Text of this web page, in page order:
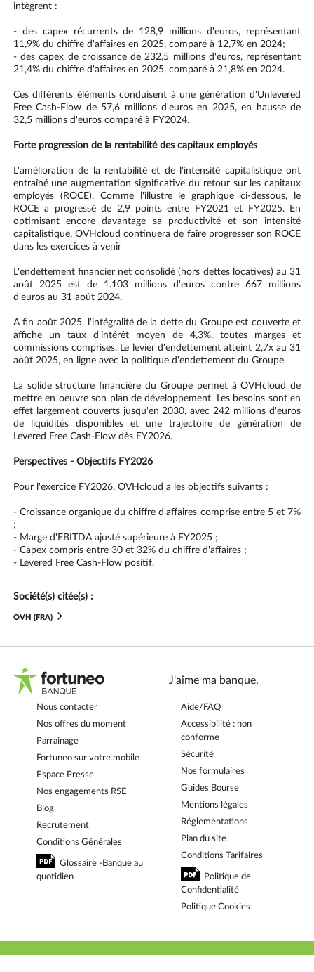
intègrent :
- des capex récurrents de 128,9 millions d'euros, représentant
11,9% du chiffre d'affaires en 2025, comparé à 12,7% en 2024;
- des capex de croissance de 232,5 millions d'euros, représentant
21,4% du chiffre d'affaires en 2025, comparé à 21,8% en 2024.
Ces différents éléments conduisent à une génération d'Unlevered
Free Cash-Flow de 57,6 millions d'euros en 2025, en hausse de
32,5 millions d'euros comparé à FY2024.
Forte progression de la rentabilité des capitaux employés
L'amélioration de la rentabilité et de l'intensité capitalistique ont
entraîné une augmentation significative du retour sur les capitaux
employés (ROCE). Comme l'illustre le graphique ci-dessous, le
ROCE a progressé de 2,9 points entre FY2021 et FY2025. En
optimisant encore davantage sa productivité et son intensité
capitalistique, OVHcloud continuera de faire progresser son ROCE
dans les exercices à venir
L'endettement financier net consolidé (hors dettes locatives) au 31
août 2025 est de 1.103 millions d'euros contre 667 millions
d'euros au 31 août 2024.
A fin août 2025, l'intégralité de la dette du Groupe est couverte et
affiche un taux d'intérêt moyen de 4,3%, toutes marges et
commissions comprises. Le levier d'endettement atteint 2,7x au 31
août 2025, en ligne avec la politique d'endettement du Groupe.
La solide structure financière du Groupe permet à OVHcloud de
mettre en oeuvre son plan de développement. Les besoins sont en
effet largement couverts jusqu'en 2030, avec 242 millions d'euros
de liquidités disponibles et une trajectoire de génération de
Levered Free Cash-Flow dès FY2026.
Perspectives - Objectifs FY2026
Pour l'exercice FY2026, OVHcloud a les objectifs suivants :
- Croissance organique du chiffre d'affaires comprise entre 5 et 7%
;
- Marge d'EBITDA ajusté supérieure à FY2025 ;
- Capex compris entre 30 et 32% du chiffre d'affaires ;
- Levered Free Cash-Flow positif.
Société(s) citée(s) :
OVH (FRA)
J'aime ma banque.
Nous contacter
Nos offres du moment
Parrainage
Fortuneo sur votre mobile
Espace Presse
Nos engagements RSE
Blog
Recrutement
Conditions Générales
Glossaire -Banque au
quotidien
Aide/FAQ
Accessibilité : non
conforme
Sécurité
Nos formulaires
Guides Bourse
Mentions légales
Réglementations
Plan du site
Conditions Tarifaires
Politique de
Confidentialité
Politique Cookies